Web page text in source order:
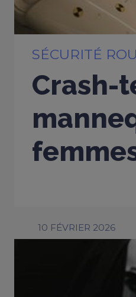
SÉCURITÉ
Crash-
10 FÉVRIER 2026